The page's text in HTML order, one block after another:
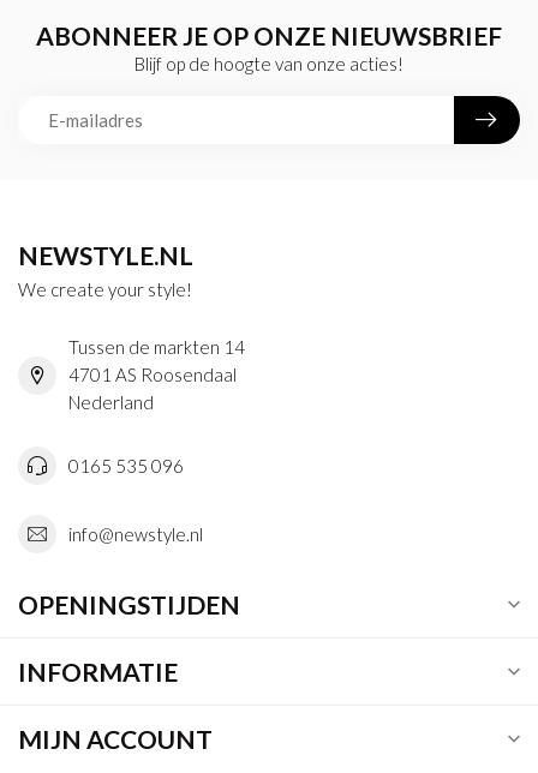
ABONNEER JE OP ONZE NIEUWSBRIEF
Blijf op de hoogte van onze acties!
NEWSTYLE.NL
We create your style!
Tussen de markten 14
4701 AS Roosendaal
Nederland
0165 535 096
info@newstyle.nl
OPENINGSTIJDEN
INFORMATIE
MIJN ACCOUNT